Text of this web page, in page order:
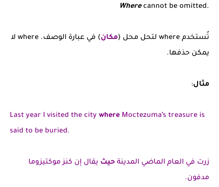
Wherecannot be omitted.
تُستخدم where لتحل محل ( مكان
) في عبارة الوصف. where لا
يمكن حذفها.
مثال:
Last year I visited the city where Moctezuma’s treasure is
said to be buried.
زرت في العام الماضي المدينة حيث يقال إن كنز موكتيزوما
مدفون.